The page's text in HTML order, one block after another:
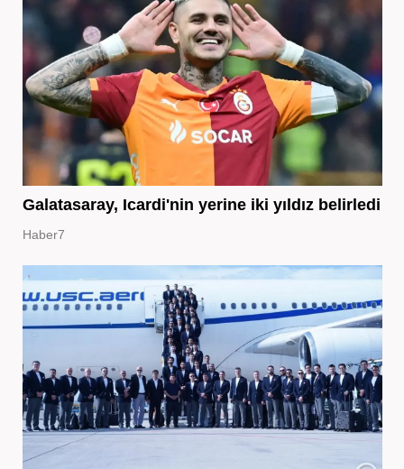
Galatasaray, Icardi'nin yerine iki yıldız belirledi
Haber7